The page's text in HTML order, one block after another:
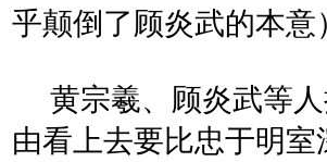
乎颠倒了顾炎武的本意
黄宗羲、顾炎武等人
由看上去要比忠于明